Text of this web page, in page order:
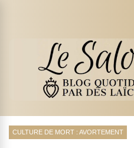
CULTURE DE MORT : AVORTEMENT